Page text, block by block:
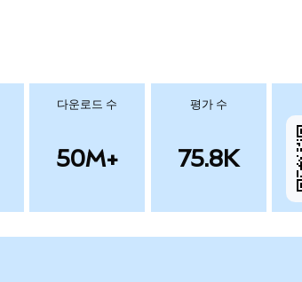
다운로드 수
50M+
평가 수
75.8K